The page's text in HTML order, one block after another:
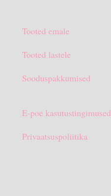
€15.90.
Tooted emale
Tooted lastele
Sooduspakkumised
E-poe kasutustingimused
Privaatsuspoliitika